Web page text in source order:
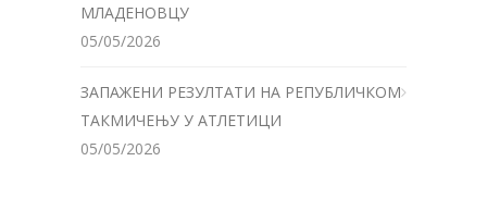
МЛАДЕНОВЦУ
05/05/2026
ЗАПАЖЕНИ РЕЗУЛТАТИ НА РЕПУБЛИЧКОМ
ТАКМИЧЕЊУ У АТЛЕТИЦИ
05/05/2026